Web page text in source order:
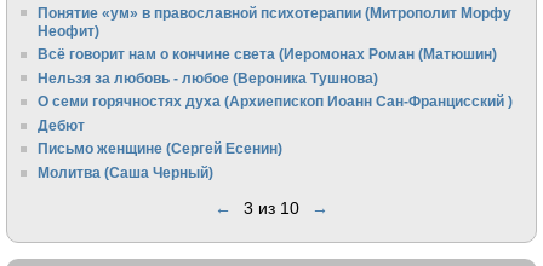
Понятие «ум» в православной психотерапии (Митрополит Морфу
Неофит)
Всё говорит нам о кончине света (Иеромонах Роман (Матюшин)
Нельзя за любовь - любое (Вероника Тушнова)
О семи горячностях духа (Архиепископ Иоанн Сан-Францисский )
Дебют
Письмо женщине (Сергей Есенин)
Молитва (Саша Черный)
← 3 из 10 →